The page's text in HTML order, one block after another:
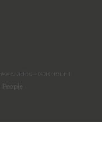
- Gastrouni